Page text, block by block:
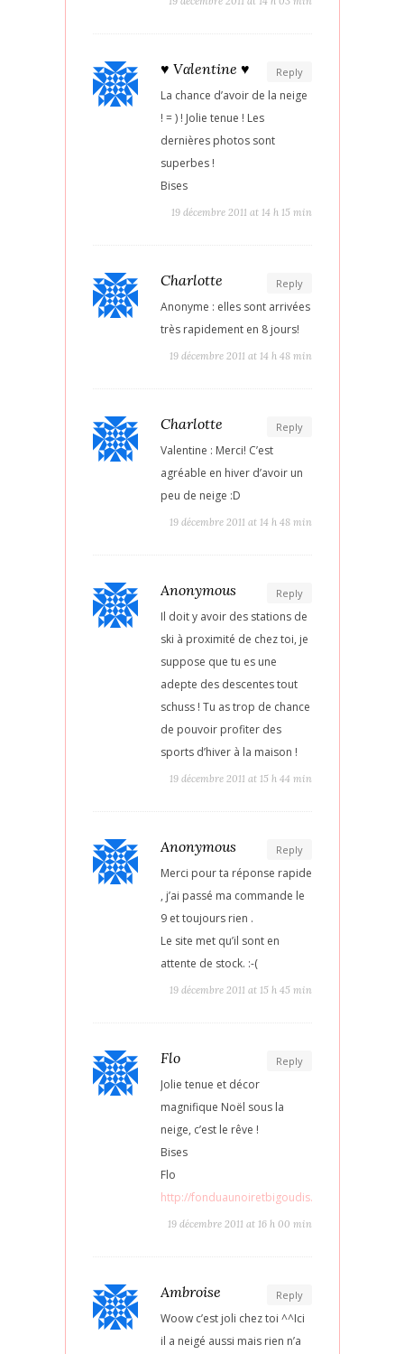
Reply
♥ Vαℓentine ♥
La chance d’avoir de la neige
! = ) ! Jolie tenue ! Les
dernières photos sont
superbes !
Bises
19 décembre 2011 at 14 h 15 min
Reply
Charlotte
Anonyme : elles sont arrivées
très rapidement en 8 jours!
19 décembre 2011 at 14 h 48 min
Reply
Charlotte
Valentine : Merci! C’est
agréable en hiver d’avoir un
peu de neige :D
19 décembre 2011 at 14 h 48 min
Reply
Anonymous
Il doit y avoir des stations de
ski à proximité de chez toi, je
suppose que tu es une
adepte des descentes tout
schuss ! Tu as trop de chance
de pouvoir profiter des
sports d’hiver à la maison !
19 décembre 2011 at 15 h 44 min
Reply
Anonymous
Merci pour ta réponse rapide
, j’ai passé ma commande le
9 et toujours rien .
Le site met qu’il sont en
attente de stock. :-(
19 décembre 2011 at 15 h 45 min
Reply
Flo
Jolie tenue et décor
magnifique Noël sous la
neige, c’est le rêve !
Bises
Flo
http://fonduaunoiretbigoudis.wordpress.com/
19 décembre 2011 at 16 h 00 min
Reply
Ambroise
Woow c’est joli chez toi ^^Ici
il a neigé aussi mais rien n’a